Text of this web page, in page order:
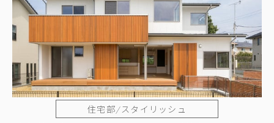
住宅部/スタイリッシュ